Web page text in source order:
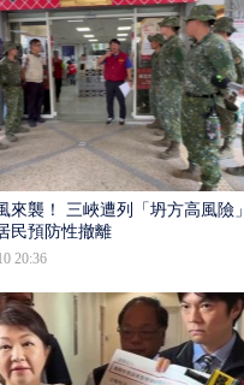
來襲！ 三峽遭列「坍方高風險」
民預防性撤離
20:36